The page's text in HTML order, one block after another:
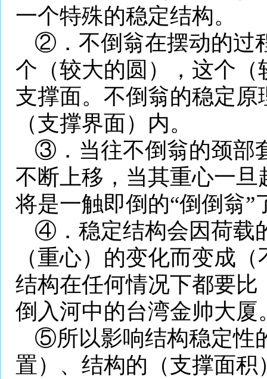
一个特殊的稳定结构。
②．不倒翁在摆动的过
个（较大的圆），这个
支撑面。不倒翁的稳定
（支撑界面）内。
③．当往不倒翁的颈部
不断上移，当其重心一
将是一触即倒的“倒倒翁”
④．稳定结构会因荷载
（重心）的变化而变成
结构在任何情况下都要
倒入河中的台湾金帅大厦
⑤所以影响结构稳定性
置）、结构的（支撑面